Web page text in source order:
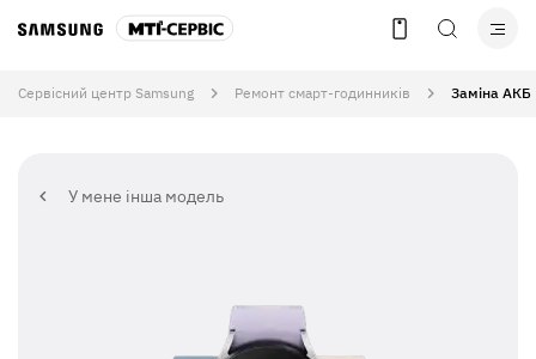
Сервісний центр Samsung Ремонт смарт-годинників Заміна АКБ
У мене інша модель